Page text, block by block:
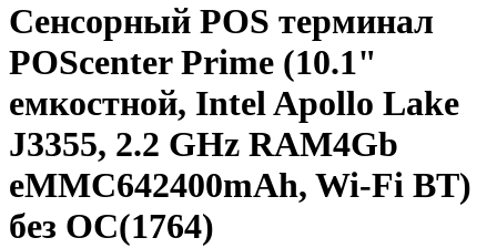
Cенсорный POS терминал
POScenter Prime (10.1"
емкостной, Intel Apollo Lake
J3355, 2.2 GHz RAM4Gb
eMMC642400mAh, Wi-Fi BT)
без ОС(1764)